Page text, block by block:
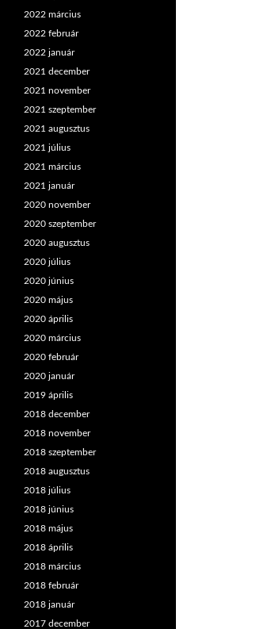
2022 március
2022 február
2022 január
2021 december
2021 november
2021 szeptember
2021 augusztus
2021 július
2021 március
2021 január
2020 november
2020 szeptember
2020 augusztus
2020 július
2020 június
2020 május
2020 április
2020 március
2020 február
2020 január
2019 április
2018 december
2018 november
2018 szeptember
2018 augusztus
2018 július
2018 június
2018 május
2018 április
2018 március
2018 február
2018 január
2017 december